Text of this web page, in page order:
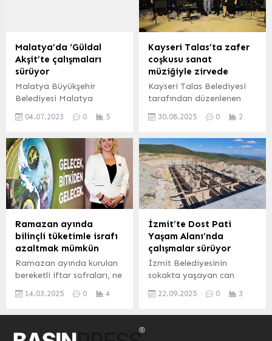
Etkinlikleri kapsamında
Bursa’nın İznik ilçesinde
düzenlenen programda,
tarihçi ve araştırmacı
yazarların katıldığı bir
arama...
temizlik çalışmaları
yürütüyor. DİYARBAKIR
(İGFA) – Diyarbakır
Büyükşehir Belediyesi, kar
ve buzlanma nedeniyle
bazı kritik kavşak ve
güzergâhlarda artan
trafik yoğunluğunu
gidermek amacıyla ana
arterlerin kenarlarında
Yol...
Malatya’da ‘Güldal
Akşit’te çalışmaları
sürüyor
Malatya Büyükşehir
Belediyesi Malatya
olduğu çalışmalarla
rahatlatacak, ulaşımda
yeni alternatif yollarla
ulaşım ağında sorunsun bir
şehir oluşturma
noktasında çalışmalarına
aralıksız bir şekilde devam
ediyor. MALATYA (İGFA) –
Malatya’nın Orduzu
Mahallesinde çok güzel
belirten Orduzu Mahalle
Muhtarı Abuzer Ekin,
Büyükşehir’in yaptığı
teşekkür...
04.07.2023 0 5
Kayseri Talas’ta zafer
coşkusu sanat
müziğiyle zirvede
Kayseri Talas Belediyesi
tarafından düzenlenen
Dumlupınar’a Zafer
birbirinden özel ve anlamlı
programlarla sürüyor.
KAYSERİ (İGFA) –
Etkinlikler kapsamında
Mevlana Meydan
Parkı’nda sahne alan şef
Suat Deringöl
yönetimindeki Talas
Musiki Cemiyeti Türk
Sanat Müziği Korosu ve
saz ekibi birbirinden güzel
eserler seslendirdi. Koro,
meydanı dolduran ilçe
30.08.2025 0 2
Ramazan ayında
bilinçli tüketimle israfı
azaltmak mümkün
Ramazan ayında kurulan
bereketli iftar sofraları, ne
gıda israfını da artırıyor.
giderken, bu israfı
14.03.2025 0 4
İzmit’te Dost Pati
Yaşam Alanı’nda
çalışmalar sürüyor
İzmit Belediyesinin
sokakta yaşayan can
haftalarda temelini attığı
22.09.2025 0 3